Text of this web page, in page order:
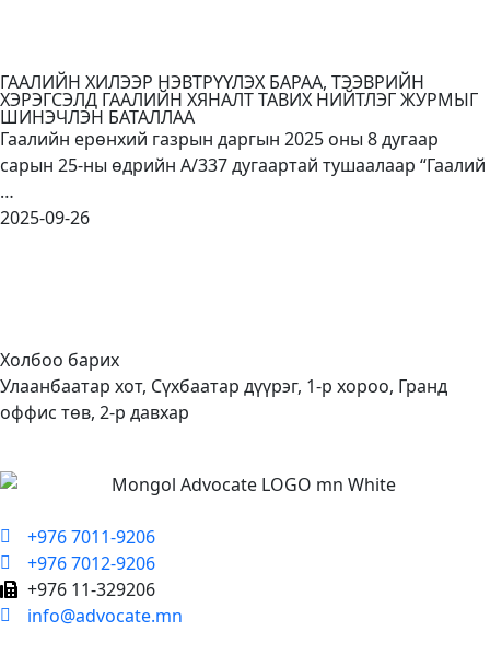
ГААЛИЙН ХИЛЭЭР НЭВТРҮҮЛЭХ БАРАА, ТЭЭВРИЙН
ХЭРЭГСЭЛД ГААЛИЙН ХЯНАЛТ ТАВИХ НИЙТЛЭГ ЖУРМЫГ
ШИНЭЧЛЭН БАТАЛЛАА
Гаалийн ерөнхий газрын даргын 2025 оны 8 дугаар
сарын 25-ны өдрийн А/337 дугаартай тушаалаар “Гаалий
…
2025-09-26
Холбоо барих
Улаанбаатар хот, Сүхбаатар дүүрэг, 1-р хороо, Гранд
оффис төв, 2-р давхар
+976 7011-9206
+976 7012-9206
+976 11-329206
info@advocate.mn